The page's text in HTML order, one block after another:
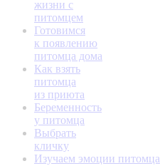
жизни с
питомцем
Готовимся
к появлению
питомца дома
Как взять
питомца
из приюта
Беременность
у питомца
Выбрать
кличку
Изучаем эмоции питомца